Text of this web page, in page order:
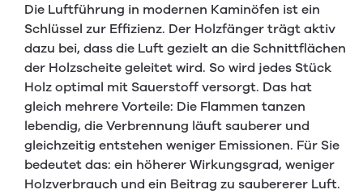
Die Luftführung in modernen Kaminöfen ist ein
Schlüssel zur Effizienz. Der Holzfänger trägt aktiv
dazu bei, dass die Luft gezielt an die Schnittflächen
der Holzscheite geleitet wird. So wird jedes Stück
Holz optimal mit Sauerstoff versorgt. Das hat
gleich mehrere Vorteile: Die Flammen tanzen
lebendig, die Verbrennung läuft sauberer und
gleichzeitig entstehen weniger Emissionen. Für Sie
bedeutet das: ein höherer Wirkungsgrad, weniger
Holzverbrauch und ein Beitrag zu saubererer Luft.